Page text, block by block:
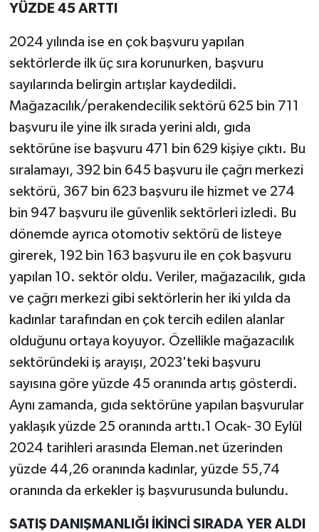
YÜZDE 45 ARTTI
2024 yılında ise en çok başvuru yapılan
sektörlerde ilk üç sıra korunurken, başvuru
sayılarında belirgin artışlar kaydedildi.
Mağazacılık/perakendecilik sektörü 625 bin 711
başvuru ile yine ilk sırada yerini aldı, gıda
sektörüne ise başvuru 471 bin 629 kişiye çıktı. Bu
sıralamayı, 392 bin 645 başvuru ile çağrı merkezi
sektörü, 367 bin 623 başvuru ile hizmet ve 274
bin 947 başvuru ile güvenlik sektörleri izledi. Bu
dönemde ayrıca otomotiv sektörü de listeye
girerek, 192 bin 163 başvuru ile en çok başvuru
yapılan 10. sektör oldu. Veriler, mağazacılık, gıda
ve çağrı merkezi gibi sektörlerin her iki yılda da
kadınlar tarafından en çok tercih edilen alanlar
olduğunu ortaya koyuyor. Özellikle mağazacılık
sektöründeki iş arayışı, 2023'teki başvuru
sayısına göre yüzde 45 oranında artış gösterdi.
Aynı zamanda, gıda sektörüne yapılan başvurular
yaklaşık yüzde 25 oranında arttı.1 Ocak- 30 Eylül
2024 tarihleri arasında Eleman.net üzerinden
yüzde 44,26 oranında kadınlar, yüzde 55,74
oranında da erkekler iş başvurusunda bulundu.
SATIŞ DANIŞMANLIĞI İKİNCİ SIRADA YER ALDI